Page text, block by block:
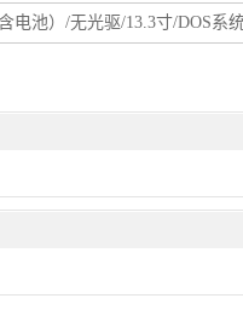
电池）/无光驱/13.3寸/DOS系